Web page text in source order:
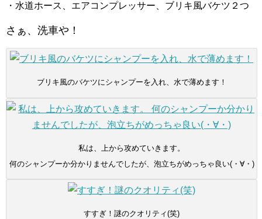
・水道ホース、エアコンプレッサー、ブリキ風バケツ２つ
さぁ、洗車や！
ブリキ風のバケツにシャンプーを入れ、水で薄めます！
私は、上から攻めていきます。
何のシャンプーか分かりませんでしたが、泡立ちがめっちゃ良い(・∀・)
すすぎ！謎のクオリティ(笑)